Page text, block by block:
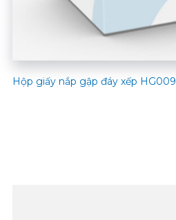
Hộp giấy nắp gập đáy xếp HG009